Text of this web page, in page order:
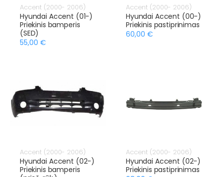
Accent (2000- 2006)
Hyundai Accent (01-)
Priekinis bamperis
(SED)
55,00 €
Accent (2000- 2006)
Hyundai Accent (00-)
Priekinis pastiprinimas
60,00 €
Accent (2000- 2006)
Hyundai Accent (02-)
Priekinis bamperis
Accent (2000- 2006)
Hyundai Accent (02-)
Priekinis pastiprinimas